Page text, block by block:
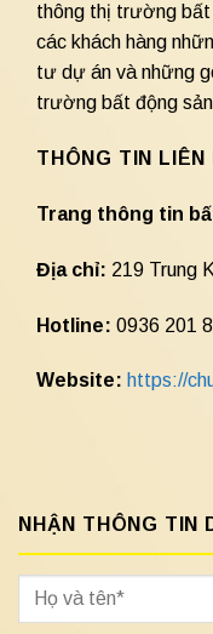
thông thị trường bất
các khách hàng
tư dự án và những
trường bất động
THÔNG TIN LIÊN
Trang thông tin
Địa chỉ: 219 Trung
Hotline: 0936 201
Website: https://
NHẬN THÔNG TIN